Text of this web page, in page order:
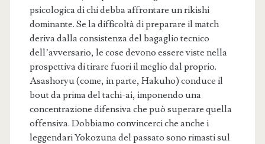
psicologica di chi debba affrontare un rikishi
dominante. Se la difficoltà di preparare il match
deriva dalla consistenza del bagaglio tecnico
dell’avversario, le cose devono essere viste nella
prospettiva di tirare fuori il meglio dal proprio.
Asashoryu (come, in parte, Hakuho) conduce il
bout da prima del tachi-ai, imponendo una
concentrazione difensiva che può superare quella
offensiva. Dobbiamo convincerci che anche i
leggendari Yokozuna del passato sono rimasti sul